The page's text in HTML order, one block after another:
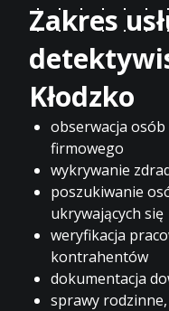
Zakres
Kłodzko
obserwacja
firmowego
wykrywanie
poszukiwanie
ukrywających się
weryfikacja
kontrahentów
dokumentacja
sprawy